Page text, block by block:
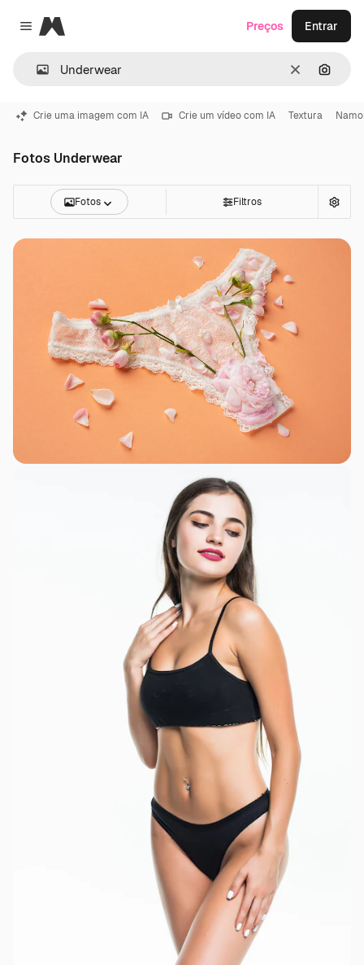
Close menu
Magnific
Limpar
Preços Entrar
Crie uma imagem com IA Crie um vídeo com IA Textura
Fotos Underwear
Fotos Filtros